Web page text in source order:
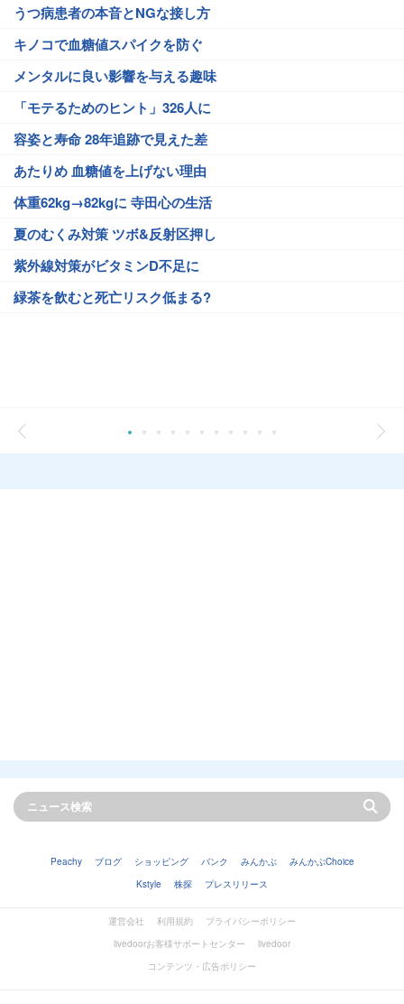
うつ病患者の本音とNGな接し方
キノコで血糖値スパイクを防ぐ
メンタルに良い影響を与える趣味
「モテるためのヒント」326人に
容姿と寿命 28年追跡で見えた差
あたりめ 血糖値を上げない理由
体重62kg→82kgに 寺田心の生活
夏のむくみ対策 ツボ&反射区押し
紫外線対策がビタミンD不足に
緑茶を飲むと死亡リスク低まる?
Peachy ブログ ショッピング バンク みんかぶ
みんかぶChoice
Kstyle
株探 プレスリリース
運営会社 利用規約
プライバシーポリシー
livedoorお客様サポートセンター
livedoor
コンテンツ・広告ポリシー